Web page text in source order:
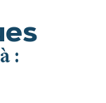
: